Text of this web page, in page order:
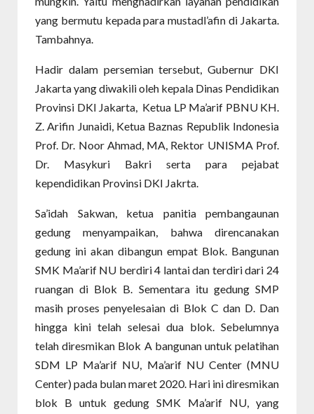
yang bermutu kepada para mustadl’afin di Jakarta.
Tambahnya.
Hadir dalam persemian tersebut, Gubernur DKI
Jakarta yang diwakili oleh kepala Dinas Pendidikan
Provinsi DKI Jakarta, Ketua LP Ma’arif PBNU KH.
Z. Arifin Junaidi, Ketua Baznas Republik Indonesia
Prof. Dr. Noor Ahmad, MA, Rektor UNISMA Prof.
Dr. Masykuri Bakri serta para pejabat
kependidikan Provinsi DKI Jakrta.
Sa’idah Sakwan, ketua panitia pembangaunan
gedung menyampaikan, bahwa direncanakan
gedung ini akan dibangun empat Blok. Bangunan
SMK Ma’arif NU berdiri 4 lantai dan terdiri dari 24
ruangan di Blok B. Sementara itu gedung SMP
masih proses penyelesaian di Blok C dan D. Dan
hingga kini telah selesai dua blok. Sebelumnya
telah diresmikan Blok A bangunan untuk pelatihan
SDM LP Ma’arif NU, Ma’arif NU Center (MNU
Center) pada bulan maret 2020. Hari ini diresmikan
blok B untuk gedung SMK Ma’arif NU, yang